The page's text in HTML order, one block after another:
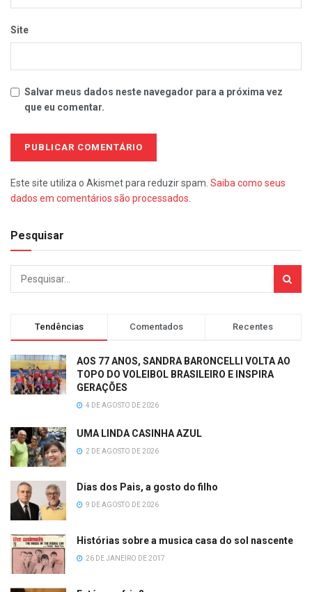
Site
Salvar meus dados neste navegador para a próxima vez
que eu comentar.
Este site utiliza o Akismet para reduzir spam. Saiba como seus
dados em comentários são processados
Pesquisar
Tendências Comentados Recentes
AOS 77 ANOS, SANDRA BARONCELLI VOLTA AO
TOPO DO VOLEIBOL BRASILEIRO E INSPIRA
GERAÇÕES
4 DE AGOSTO DE 2026
UMA LINDA CASINHA AZUL
2 DE AGOSTO DE 2026
Dias dos Pais, a gosto do filho
9 DE AGOSTO DE 2026
Histórias sobre a musica casa do sol nascente
26 DE JANEIRO DE 2017